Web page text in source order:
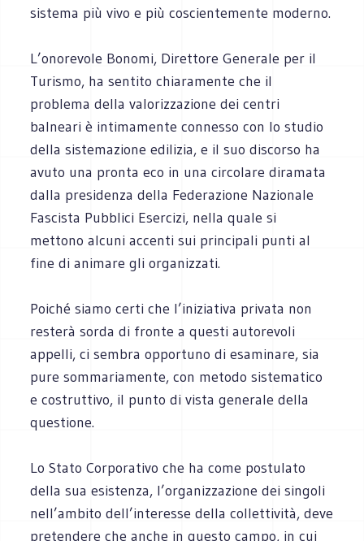
sistema più vivo e più coscientemente moderno.
L’onorevole Bonomi, Direttore Generale per il
Turismo, ha sentito chiaramente che il
problema della valorizzazione dei centri
balneari è intimamente connesso con lo studio
della sistemazione edilizia, e il suo discorso ha
avuto una pronta eco in una circolare diramata
dalla presidenza della Federazione Nazionale
Fascista Pubblici Esercizi, nella quale si
mettono alcuni accenti sui principali punti al
fine di animare gli organizzati.
Poiché siamo certi che l’iniziativa privata non
resterà sorda di fronte a questi autorevoli
appelli, ci sembra opportuno di esaminare, sia
pure sommariamente, con metodo sistematico
e costruttivo, il punto di vista generale della
questione.
Lo Stato Corporativo che ha come postulato
della sua esistenza, l’organizzazione dei singoli
nell’ambito dell’interesse della collettività, deve
pretendere che anche in questo campo, in cui